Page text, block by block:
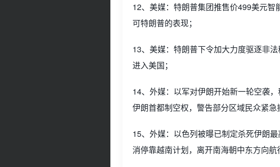
12、美媒：特朗普集团推售价499美元智
可特朗普的表现；
13、美媒：特朗普下令加大力度驱逐非
进入美国；
14、外媒：以军对伊朗开始新一轮空袭
伊朗首都制空权，警告部分区域民众紧急
15、外媒：以色列被曝已制定杀死伊朗
消停靠越南计划，离开南海朝中东方向航